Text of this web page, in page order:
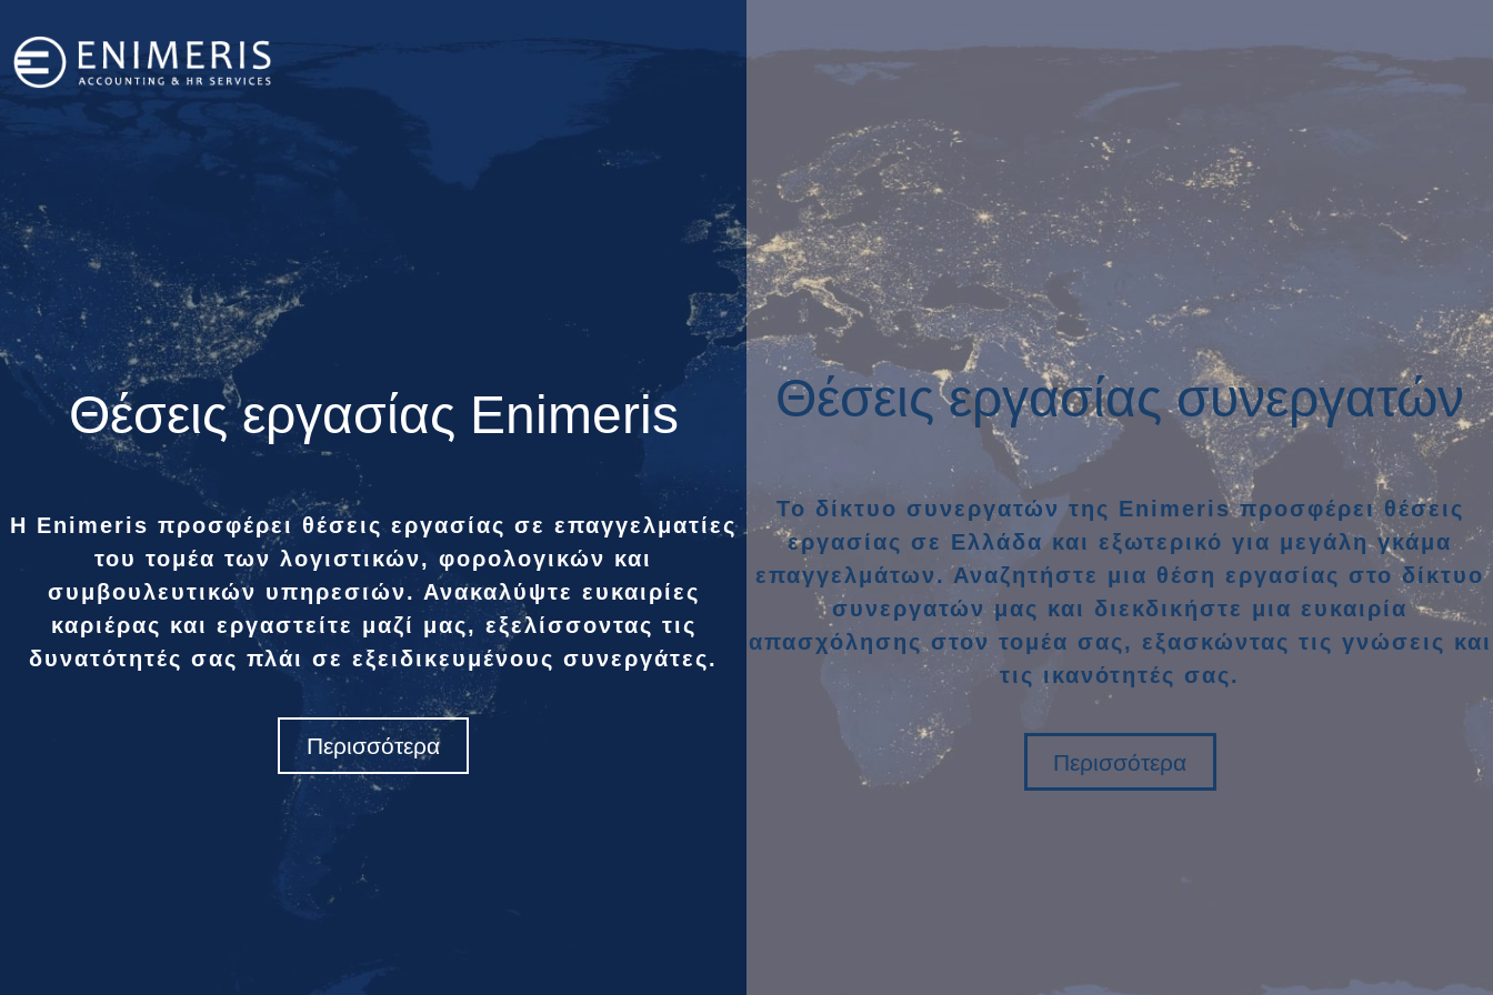
Θέσεις εργασίας Enimeris
Η Enimeris προσφέρει θέσεις εργασίας σε επαγγελματίες
του τομέα των λογιστικών, φορολογικών και
συμβουλευτικών υπηρεσιών. Ανακαλύψτε ευκαιρίες
καριέρας και εργαστείτε μαζί μας, εξελίσσοντας τις
δυνατότητές σας πλάι σε εξειδικευμένους συνεργάτες.
Περισσότερα
Θέσεις εργασίας συνεργατών
Το δίκτυο συνεργατών της Enimeris προσφέρει θέσεις
εργασίας σε Ελλάδα και εξωτερικό για μεγάλη γκάμα
επαγγελμάτων. Αναζητήστε μια θέση εργασίας στο δίκτυο
συνεργατών μας και διεκδικήστε μια ευκαιρία
απασχόλησης στον τομέα σας, εξασκώντας τις γνώσεις και
τις ικανότητές σας.
Περισσότερα